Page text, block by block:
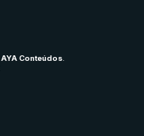
AYA Conteúdos